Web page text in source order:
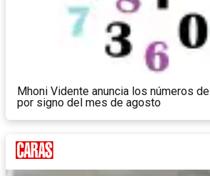
Mhoni Vidente anuncia los números
por signo del mes de agosto